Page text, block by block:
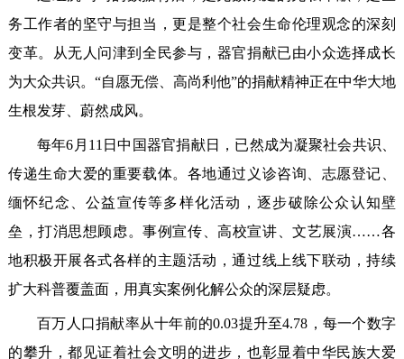
务工作者的坚守与担当，更是整个社会生命伦理观念的深刻
变革。从无人问津到全民参与，器官捐献已由小众选择成长
为大众共识。“自愿无偿、高尚利他”的捐献精神正在中华大地
生根发芽、蔚然成风。
每年6月11日中国器官捐献日，已然成为凝聚社会共识、
传递生命大爱的重要载体。各地通过义诊咨询、志愿登记、
缅怀纪念、公益宣传等多样化活动，逐步破除公众认知壁
垒，打消思想顾虑。事例宣传、高校宣讲、文艺展演……各
地积极开展各式各样的主题活动，通过线上线下联动，持续
扩大科普覆盖面，用真实案例化解公众的深层疑虑。
百万人口捐献率从十年前的0.03提升至4.78，每一个数字
的攀升，都见证着社会文明的进步，也彰显着中华民族大爱